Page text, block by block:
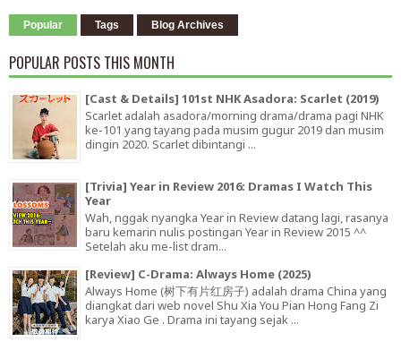
Popular Tags Blog Archives
POPULAR POSTS THIS MONTH
[Cast & Details] 101st NHK Asadora: Scarlet (2019)
Scarlet adalah asadora/morning drama/drama pagi NHK
ke-101 yang tayang pada musim gugur 2019 dan musim
dingin 2020. Scarlet dibintangi ...
[Trivia] Year in Review 2016: Dramas I Watch This
Year
Wah, nggak nyangka Year in Review datang lagi, rasanya
baru kemarin nulis postingan Year in Review 2015 ^^
Setelah aku me-list dram...
[Review] C-Drama: Always Home (2025)
Always Home (树下有片红房子) adalah drama China yang
diangkat dari web novel Shu Xia You Pian Hong Fang Zi
karya Xiao Ge . Drama ini tayang sejak ...